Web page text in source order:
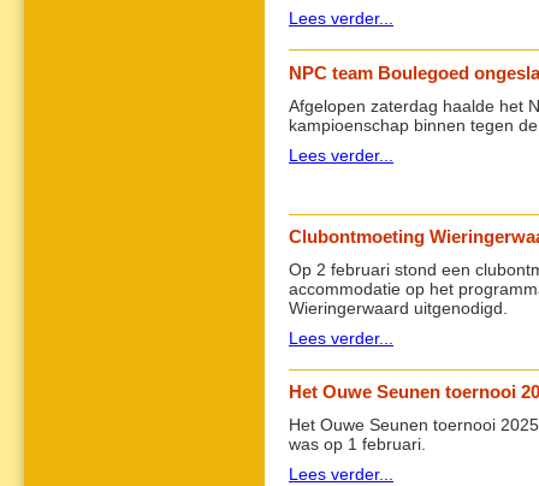
Lees verder...
NPC team Boulegoed
Afgelopen zaterdag haalde het
kampioenschap binnen tegen
Lees verder...
Clubontmoeting
Op 2 februari stond een
accommodatie op het
Wieringerwaard uitgenodigd.
Lees verder...
Het Ouwe Seunen toernooi
Het Ouwe Seunen toernooi
was op 1 februari.
Lees verder...